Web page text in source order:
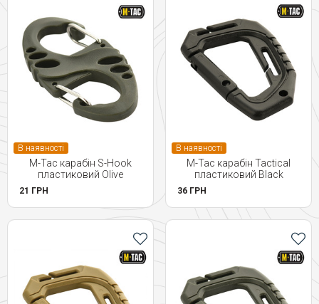
В наявності
M-Tac карабін S-Hook
пластиковий Olive
21 ГРН
В наявності
M-Tac карабін Tactical
пластиковий Black
36 ГРН